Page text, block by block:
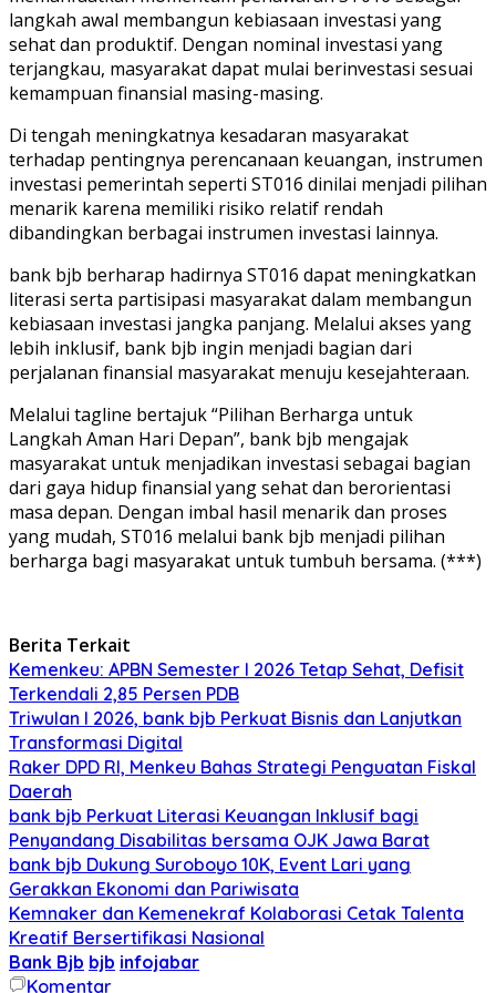
langkah awal membangun kebiasaan investasi yang
sehat dan produktif. Dengan nominal investasi yang
terjangkau, masyarakat dapat mulai berinvestasi sesuai
kemampuan finansial masing-masing.
Di tengah meningkatnya kesadaran masyarakat
terhadap pentingnya perencanaan keuangan, instrumen
investasi pemerintah seperti ST016 dinilai menjadi pilihan
menarik karena memiliki risiko relatif rendah
dibandingkan berbagai instrumen investasi lainnya.
bank bjb berharap hadirnya ST016 dapat meningkatkan
literasi serta partisipasi masyarakat dalam membangun
kebiasaan investasi jangka panjang. Melalui akses yang
lebih inklusif, bank bjb ingin menjadi bagian dari
perjalanan finansial masyarakat menuju kesejahteraan.
Melalui tagline bertajuk “Pilihan Berharga untuk
Langkah Aman Hari Depan”, bank bjb mengajak
masyarakat untuk menjadikan investasi sebagai bagian
dari gaya hidup finansial yang sehat dan berorientasi
masa depan. Dengan imbal hasil menarik dan proses
yang mudah, ST016 melalui bank bjb menjadi pilihan
berharga bagi masyarakat untuk tumbuh bersama. (***)
Berita Terkait
Kemenkeu: APBN Semester I 2026 Tetap Sehat, Defisit
Terkendali 2,85 Persen PDB
Triwulan I 2026, bank bjb Perkuat Bisnis dan Lanjutkan
Transformasi Digital
Raker DPD RI, Menkeu Bahas Strategi Penguatan Fiskal
Daerah
bank bjb Perkuat Literasi Keuangan Inklusif bagi
Penyandang Disabilitas bersama OJK Jawa Barat
bank bjb Dukung Suroboyo 10K, Event Lari yang
Gerakkan Ekonomi dan Pariwisata
Kemnaker dan Kemenekraf Kolaborasi Cetak Talenta
Kreatif Bersertifikasi Nasional
Bank Bjb bjb infojabar
Komentar